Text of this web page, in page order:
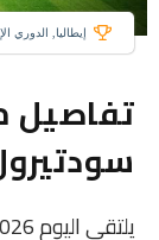
إيطاليا, الدوري
تفاصيل